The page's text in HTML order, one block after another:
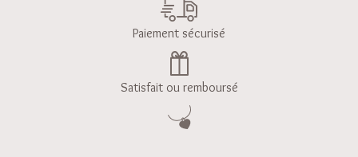
Paiement sécurisé
Satisfait ou remboursé